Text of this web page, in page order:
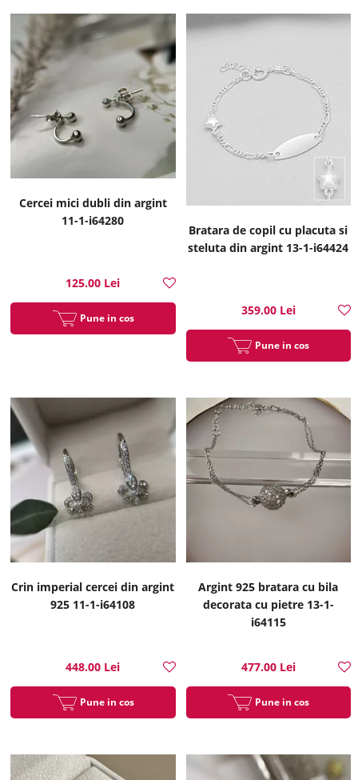
Cercei mici dubli din argint
11-1-i64280
125.00 Lei
Pune in cos
Bratara de copil cu placuta si
steluta din argint 13-1-i64424
359.00 Lei
Pune in cos
Crin imperial cercei din argint
925 11-1-i64108
448.00 Lei
Pune in cos
Argint 925 bratara cu bila
decorata cu pietre 13-1-
i64115
477.00 Lei
Pune in cos